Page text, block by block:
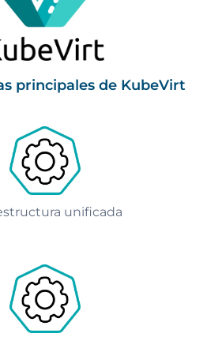
principales de KubeVirt
unificada